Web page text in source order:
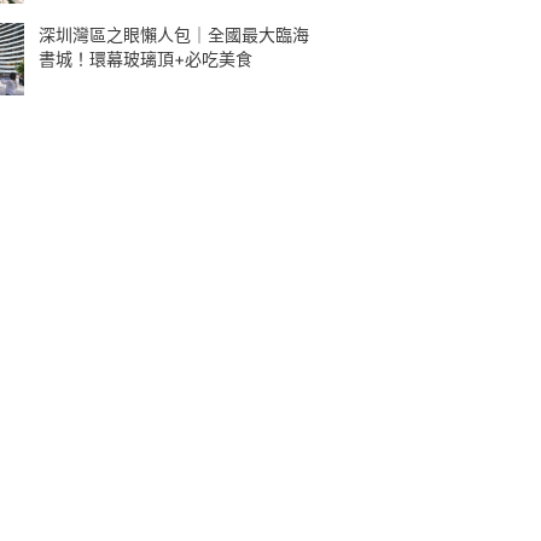
深圳灣區之眼懶人包｜全國最大臨海
書城！環幕玻璃頂+必吃美食